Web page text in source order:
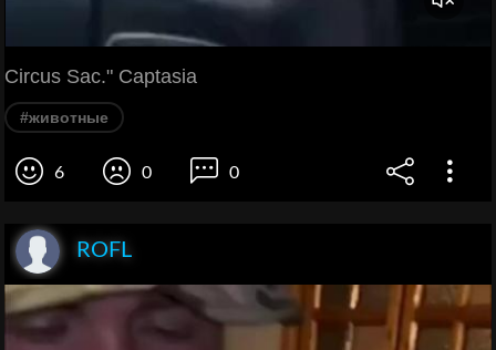
Circus Sac." Captasia
#животные
6 0 0
ROFL